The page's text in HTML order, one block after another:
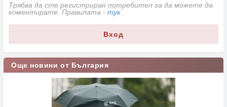
Трябва да сте регистриран потребител за да можете да
коментирате. Правилата - тук
Вход
Още новини от България